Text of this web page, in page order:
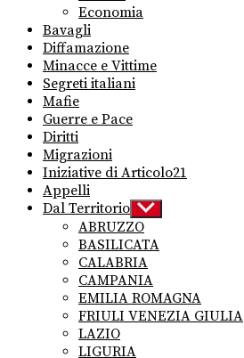
Economia
Bavagli
Diffamazione
Minacce e Vittime
Segreti italiani
Mafie
Guerre e Pace
Diritti
Migrazioni
Iniziative di Articolo21
Appelli
Dal Territorio Show
sub
menu
ABRUZZO
BASILICATA
CALABRIA
CAMPANIA
EMILIA ROMAGNA
FRIULI VENEZIA GIULIA
LAZIO
LIGURIA